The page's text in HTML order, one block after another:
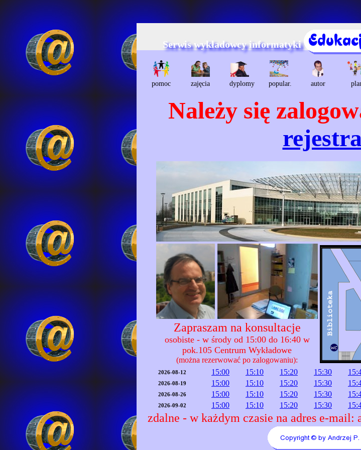
Serwis wykładowcy informatyki
pomoc zajęcia dyplomy popular. autor
Należy się
Zapraszam na konsultacje
osobiste - w środy od 15:00 do 16:40 w
pok.105 Centrum Wykładowe
(można rezerwować po zalogowaniu):
2026-08-12 15:00 15:10 15:20 15:30
2026-08-19 15:00 15:10 15:20 15:30
2026-08-26 15:00 15:10 15:20 15:30
2026-09-02 15:00 15:10 15:20 15:30
zdalne - w każdym czasie na adres e-